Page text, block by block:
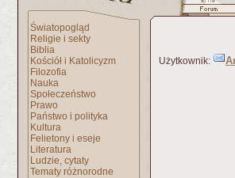
Światopogląd
Religie i sekty
Biblia
Kościół i Katolicyzm
Filozofia
Nauka
Społeczeństwo
Prawo
Państwo i polityka
Kultura
Felietony i eseje
Literatura
Ludzie, cytaty
Tematy różnorodne
Użytkownik: